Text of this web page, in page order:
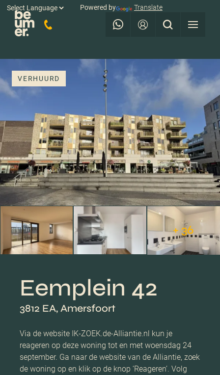
Powered by Translate
VERHUURD
+ 36
Eemplein 42
3812 EA, Amersfoort
Via de website IK-ZOEK.de-Alliantie.nl kun je
reageren op deze woning tot en met woensdag 24
september. Ga naar de website van de Alliantie, zoek
de woning op en klik op de knop ‘Reageren’. Volg